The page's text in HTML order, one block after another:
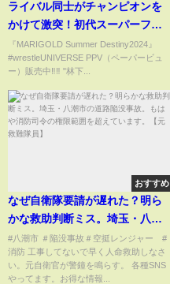
ライバル同士がチャンピオンを
かけて激突！初代スーパーフラ
イ級王座決定戦 翔月なつみ vs
松井珠紗｜7.13マリーゴールド
両国大会はレッスルユニバース
PPVで見逃し配信中！
『MARIGOLD Summer Destiny2024』
#wrestleUNIVERSE PPV（ペーパービュ
ー）販売中‼️‼️ "林下...
おすすめ
なぜ自衛隊要請が遅れた？明ら
かな救助判断ミス。埼玉・八潮
市の道路陥没事故。もはや消防
司令の権限範囲を超えていま
す。【元救難隊員】
#八潮市 ＃陥没事故＃空挺レンジャー #
消防 工事してないで早く人命救助しなさ
い。元自衛官が警鐘を鳴らす。 各種SNS
やってます。お得な情報...